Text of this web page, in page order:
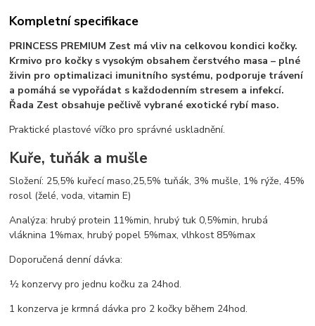
Kompletní specifikace
PRINCESS PREMIUM Zest má vliv na celkovou kondici kočky.
Krmivo pro kočky s vysokým obsahem čerstvého masa – plné
živin pro optimalizaci imunitního systému, podporuje trávení
a pomáhá se vypořádat s každodenním stresem a infekcí.
Řada Zest obsahuje pečlivě vybrané exotické rybí maso.
Praktické plastové víčko pro správné uskladnění.
Kuře, tuňák a mušle
Složení: 25,5% kuřecí maso,25,5% tuňák, 3% mušle, 1% rýže, 45%
rosol (želé, voda, vitamin E)
Analýza: hrubý protein 11%min, hrubý tuk 0,5%min, hrubá
vláknina 1%max, hrubý popel 5%max, vlhkost 85%max
Doporučená denní dávka:
½ konzervy pro jednu kočku za 24hod.
1 konzerva je krmná dávka pro 2 kočky během 24hod.